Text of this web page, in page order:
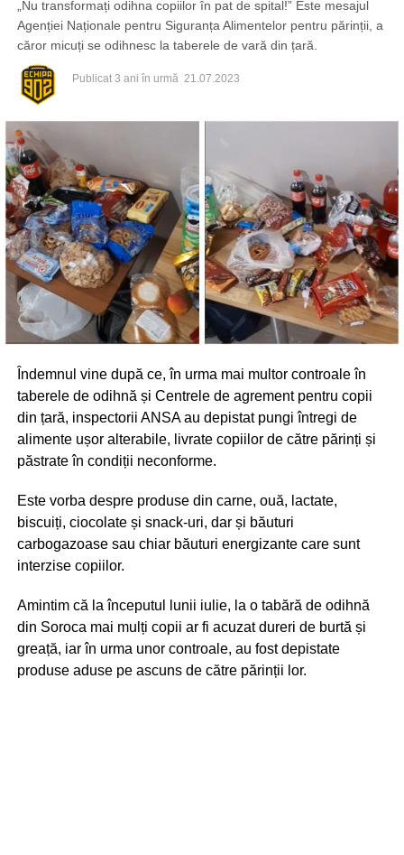
„Nu transformați odihna copiilor în pat de spital!” Este mesajul
Agenției Naționale pentru Siguranța Alimentelor pentru părinții, a
căror micuți se odihnesc la taberele de vară din țară.
Publicat 3 ani în urmă 21.07.2023
Îndemnul vine după ce, în urma mai multor controale în
taberele de odihnă și Centrele de agrement pentru copii
din țară, inspectorii ANSA au depistat pungi întregi de
alimente ușor alterabile, livrate copiilor de către părinți și
păstrate în condiții neconforme.
Este vorba despre produse din carne, ouă, lactate,
biscuiți, ciocolate și snack-uri, dar și băuturi
carbogazoase sau chiar băuturi energizante care sunt
interzise copiilor.
Amintim că la începutul lunii iulie, la o tabără de odihnă
din Soroca mai mulți copii ar fi acuzat dureri de burtă și
greață, iar în urma unor controale, au fost depistate
produse aduse pe ascuns de către părinții lor.